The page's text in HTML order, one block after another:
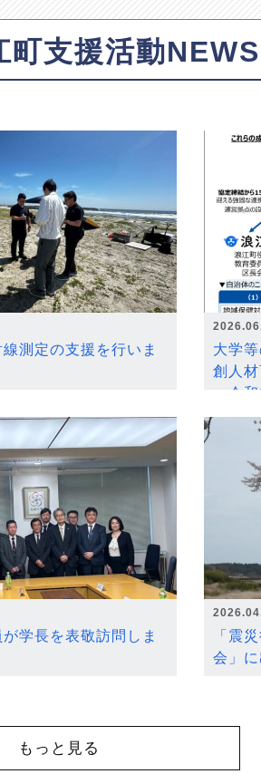
町支援活動NEWS
測定の支援を行いま
大学
創人
～令
学長を表敬訪問しま
「震
会」
もっと見る